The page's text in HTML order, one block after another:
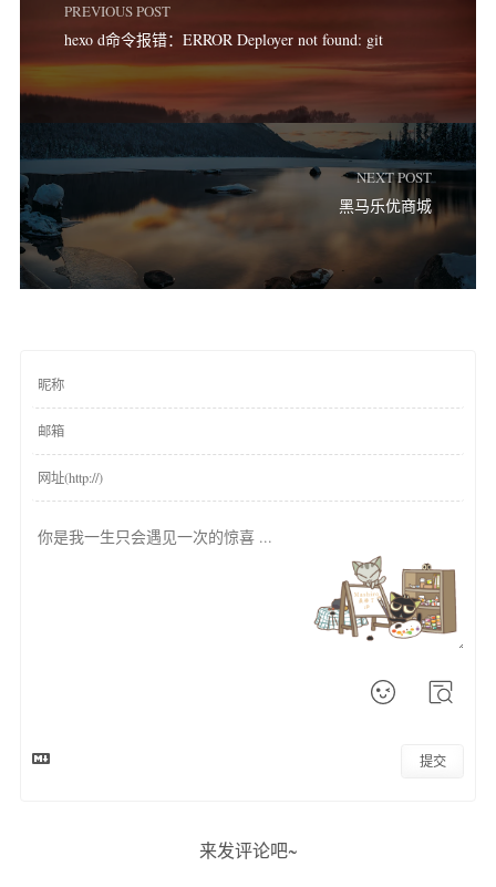
PREVIOUS POST
hexo d命令报错：ERROR Deployer not found: git
NEXT POST
黑马乐优商城
提交
来发评论吧~